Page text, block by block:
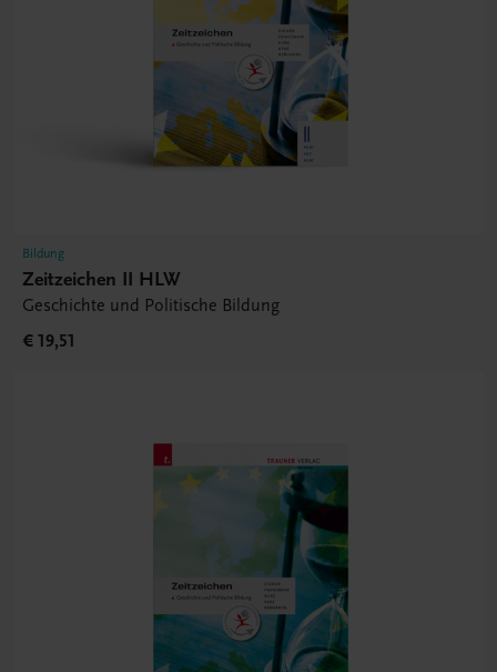
Bildung
Zeitzeichen II HLW
Geschichte und Politische Bildung
€ 19,51